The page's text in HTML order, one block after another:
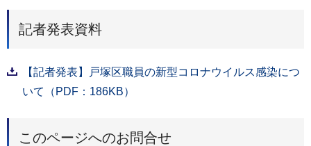
記者発表資料
【記者発表】戸塚区職員の新型コロナウイルス感染につ
いて（PDF：186KB）
このページへのお問合せ